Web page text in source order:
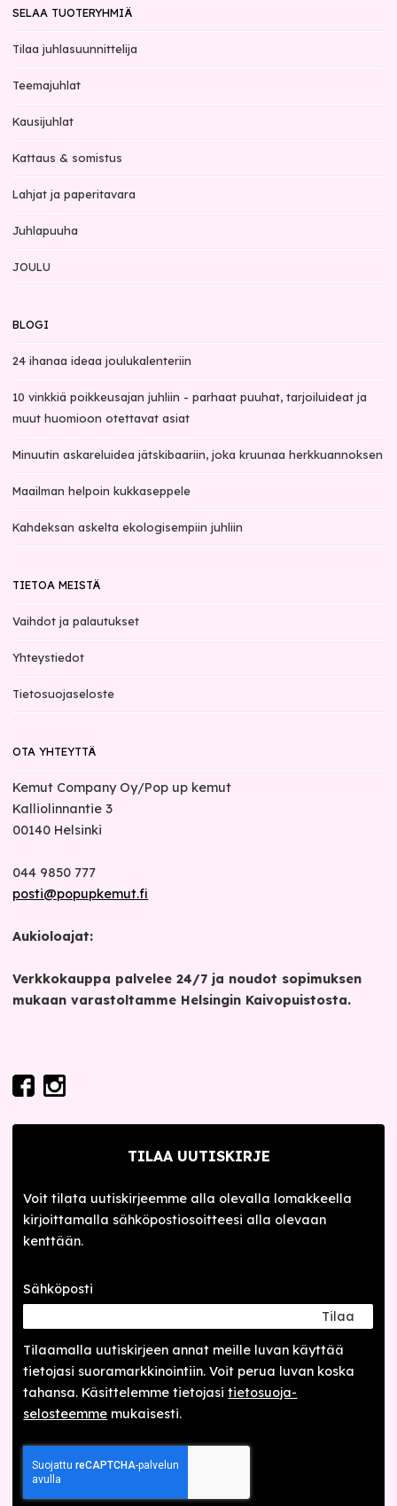
SELAA TUOTERYHMIÄ
Tilaa juhlasuunnittelija
Teemajuhlat
Kausijuhlat
Kattaus & somistus
Lahjat ja paperitavara
Juhlapuuha
JOULU
BLOGI
24 ihanaa ideaa joulukalenteriin
10 vinkkiä poikkeusajan juhliin - parhaat puuhat, tarjoiluideat ja
muut huomioon otettavat asiat
Minuutin askareluidea jätskibaariin, joka kruunaa herkkuannoksen
Maailman helpoin kukkaseppele
Kahdeksan askelta ekologisempiin juhliin
TIETOA MEISTÄ
Vaihdot ja palautukset
Yhteystiedot
Tietosuojaseloste
OTA YHTEYTTÄ
Kemut Company Oy/Pop up kemut
Kalliolinnantie 3
00140 Helsinki
044 9850 777
posti@popupkemut.fi
Aukioloajat:
Verkkokauppa palvelee 24/7 ja noudot sopimuksen
mukaan varastoltamme Helsingin Kaivopuistosta.
TILAA UUTISKIRJE
Voit tilata uutiskirjeemme alla olevalla lomakkeella
kirjoittamalla sähköpostiosoitteesi alla olevaan
kenttään.
Sähköposti
Tilaa
Tilaamalla uutis­kirjeen annat meille luvan käyttää
tietojasi suora­markkinointiin. Voit perua luvan koska
tahansa. Käsittelemme tietojasitieto­suoja­
selosteemme mukaisesti.